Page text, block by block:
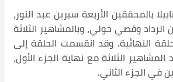
بالمحققين الأربعة سيرين عبد النور،
وقصي خولي، وبالمشاهير الثلاثة
النهائية. وقد انقسمت الحلقة إلى
الثلاثة مع نهاية الجزء الأول،
في الجزء الثاني.